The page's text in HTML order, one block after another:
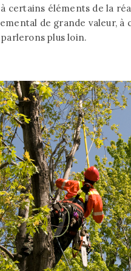
certains éléments de la
de grande valeur, à
plus loin.